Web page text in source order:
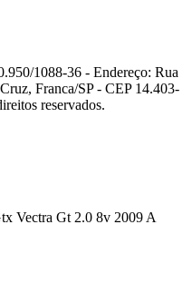
1088-36 - Endereço: Rua
Franca/SP - CEP 14.403-
reservados.
Vectra Gt 2.0 8v 2009 A